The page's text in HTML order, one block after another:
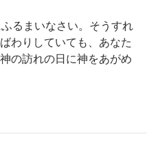
るまいなさい。そうすれ
わりしていても、あなた
の訪れの日に神をあがめ